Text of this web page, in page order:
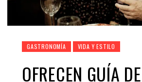
GASTRONOMÍA VIDA Y ESTILO
OFRECEN GUÍA DE